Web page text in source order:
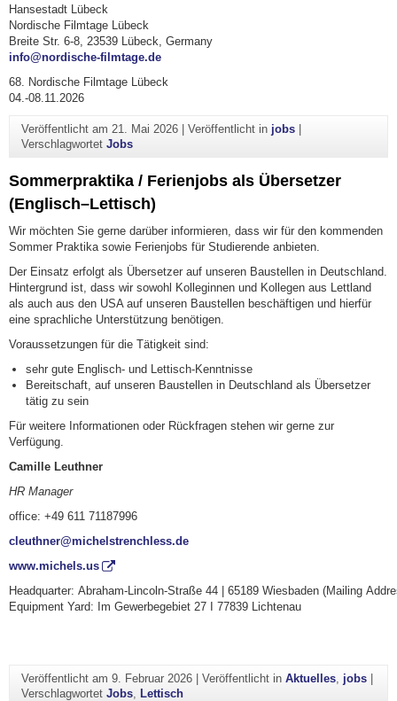
Hansestadt Lübeck
Nordische Filmtage Lübeck
Breite Str. 6-8, 23539 Lübeck, Germany
info@nordische-filmtage.de
68. Nordische Filmtage Lübeck
04.-08.11.2026
Veröffentlicht am 21. Mai 2026| Veröffentlicht in jobs|
Verschlagwortet Jobs
Sommerpraktika / Ferienjobs als Übersetzer
(Englisch–Lettisch)
Wir möchten Sie gerne darüber informieren, dass wir für den kommenden
Sommer Praktika sowie Ferienjobs für Studierende anbieten.
Der Einsatz erfolgt als Übersetzer auf unseren Baustellen in Deutschland.
Hintergrund ist, dass wir sowohl Kolleginnen und Kollegen aus Lettland
als auch aus den USA auf unseren Baustellen beschäftigen und hierfür
eine sprachliche Unterstützung benötigen.
Voraussetzungen für die Tätigkeit sind:
sehr gute Englisch- und Lettisch-Kenntnisse
Bereitschaft, auf unseren Baustellen in Deutschland als Übersetzer
tätig zu sein
Für weitere Informationen oder Rückfragen stehen wir gerne zur
Verfügung.
Camille Leuthner
HR Manager
office: +49 611 71187996
cleuthner@michelstrenchless.de
www.michels.us
Headquarter: Abraham‑Lincoln‑Straße 44 | 65189 Wiesbaden (Mailing
​Equipment Yard: Im Gewerbegebiet 27 I 77839 Lichtenau
Veröffentlicht am 9. Februar 2026| Veröffentlicht in Aktuelles, jobs|
Verschlagwortet Jobs, Lettisch